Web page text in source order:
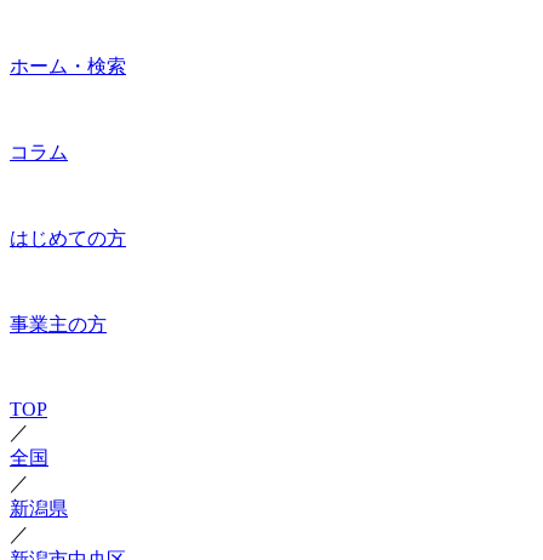
ホーム・検索
コラム
はじめての方
事業主の方
TOP
／
全国
／
新潟県
／